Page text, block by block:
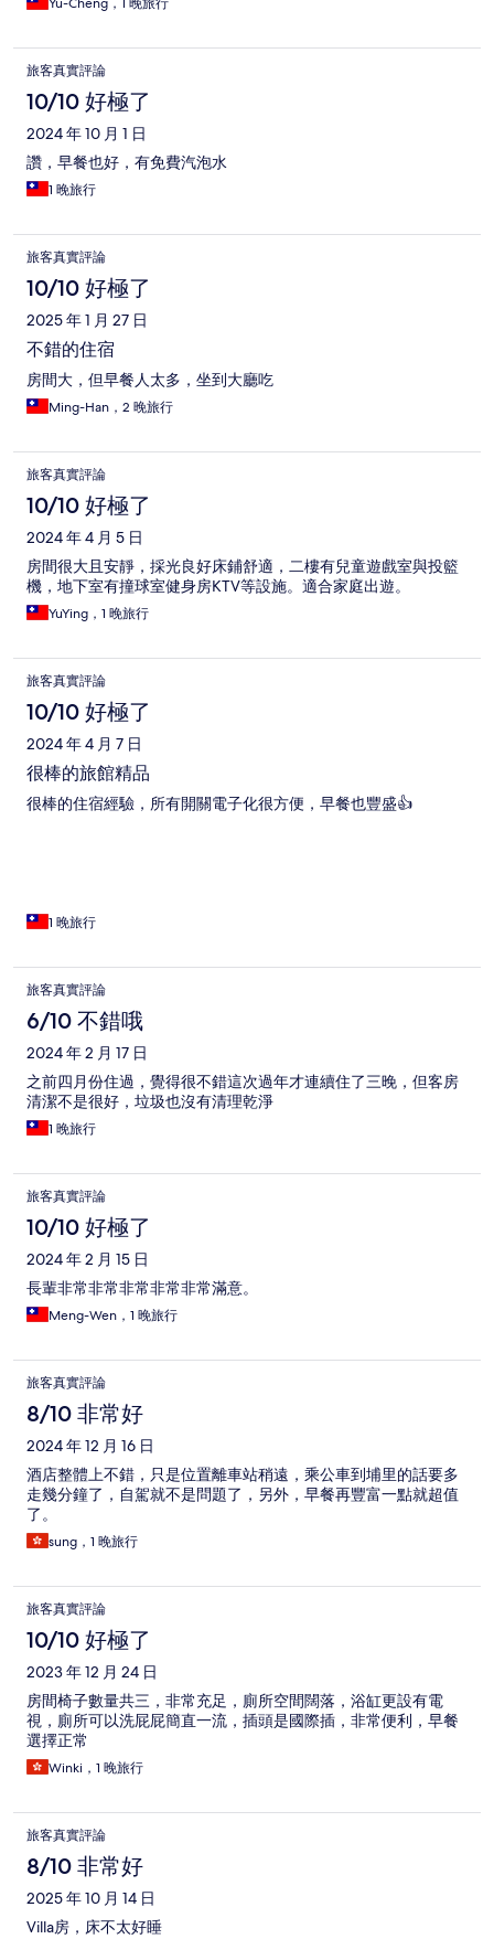
Yu-Cheng，1 晚旅行
旅客真實評論
10/10 好極了
2024 年 10 月 1 日
讚，早餐也好，有免費汽泡水
1 晚旅行
旅客真實評論
10/10 好極了
2025 年 1 月 27 日
不錯的住宿
房間大，但早餐人太多，坐到大廳吃
Ming-Han，2 晚旅行
旅客真實評論
10/10 好極了
2024 年 4 月 5 日
房間很大且安靜，採光良好床鋪舒適，二樓有兒童遊戲室與投籃
機，地下室有撞球室健身房KTV等設施。適合家庭出遊。
YuYing，1 晚旅行
旅客真實評論
10/10 好極了
2024 年 4 月 7 日
很棒的旅館精品
很棒的住宿經驗，所有開關電子化很方便，早餐也豐盛👍
1 晚旅行
旅客真實評論
6/10 不錯哦
2024 年 2 月 17 日
之前四月份住過，覺得很不錯這次過年才連續住了三晚，但客房
清潔不是很好，垃圾也沒有清理乾淨
1 晚旅行
旅客真實評論
10/10 好極了
2024 年 2 月 15 日
長輩非常非常非常非常非常滿意。
Meng-Wen，1 晚旅行
旅客真實評論
8/10 非常好
2024 年 12 月 16 日
酒店整體上不錯，只是位置離車站稍遠，乘公車到埔里的話要多
走幾分鐘了，自駕就不是問題了，另外，早餐再豐富一點就超值
了。
sung，1 晚旅行
旅客真實評論
10/10 好極了
2023 年 12 月 24 日
房間椅子數量共三，非常充足，廁所空間闊落，浴缸更設有電
視，廁所可以洗屁屁簡直一流，插頭是國際插，非常便利，早餐
選擇正常
Winki，1 晚旅行
旅客真實評論
8/10 非常好
2025 年 10 月 14 日
Villa房，床不太好睡